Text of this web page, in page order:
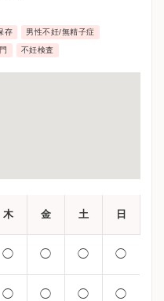
存 男性不妊/無精子症
不妊検査
木 金 土 日
◯ ◯ ◯ ◯
◯ ◯ ◯ ◯